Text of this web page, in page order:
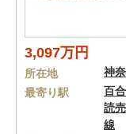
3,097万円
所在地 神
最寄り駅
百
読
線